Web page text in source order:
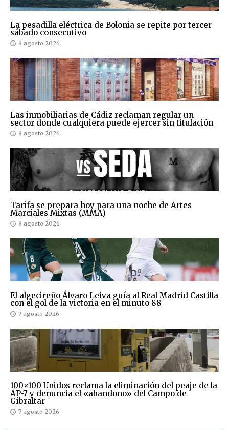
La pesadilla eléctrica de Bolonia se repite por tercer
sábado consecutivo
9 agosto 2026
Las inmobiliarias de Cádiz reclaman regular un
sector donde cualquiera puede ejercer sin titulación
8 agosto 2026
Tarifa se prepara hoy para una noche de Artes
Marciales Mixtas (MMA)
8 agosto 2026
El algecireño Álvaro Leiva guía al Real Madrid Castilla
con el gol de la victoria en el minuto 88
7 agosto 2026
100×100 Unidos reclama la eliminación del peaje de la
AP-7 y denuncia el «abandono» del Campo de
Gibraltar
7 agosto 2026